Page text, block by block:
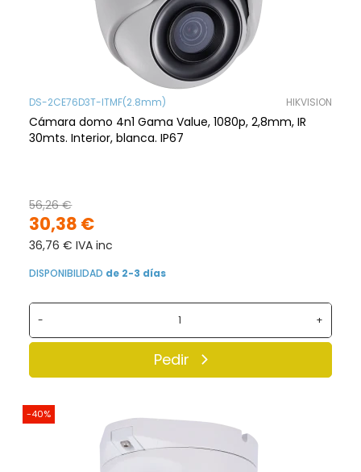
DS-2CE76D3T-ITMF(2.8mm) HIKVISION
Cámara domo 4n1 Gama Value, 1080p, 2,8mm, IR
30mts. Interior, blanca. IP67
30,38 €
56,26 €
36,76 € IVA inc
DISPONIBILIDAD de 2-3 días
- +
Pedir
-40%